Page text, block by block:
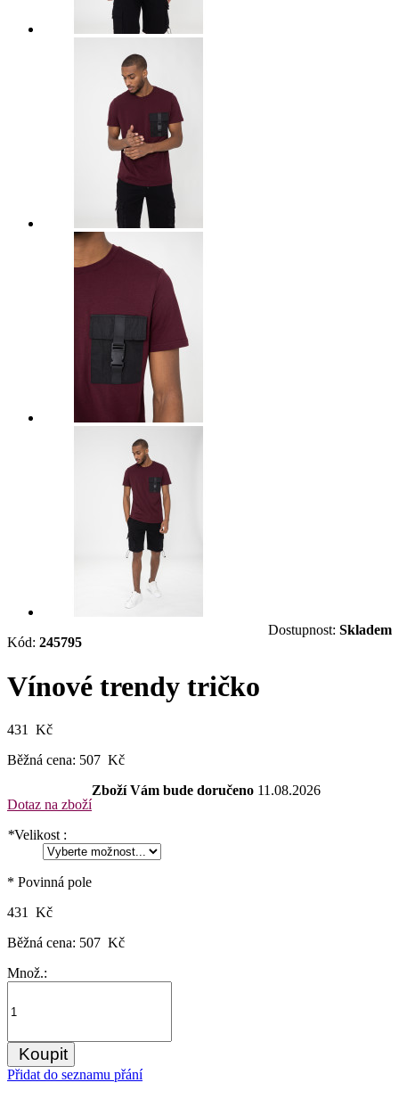
Kód: 245795
Dostupnost: Skladem
Vínové trendy tričko
431 Kč
Běžná cena: 507 Kč
Dotaz na zboží
Zboží Vám bude doručeno 11.08.2026
*Velikost :
* Povinná pole
431 Kč
Běžná cena: 507 Kč
Množ.:
Koupit
Přidat do seznamu přání